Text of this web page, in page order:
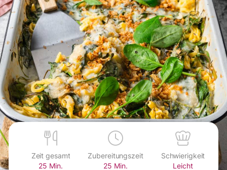
Zeit gesamt
25 Min.
Zubereitungszeit
25 Min.
Schwierigkeit
Leicht